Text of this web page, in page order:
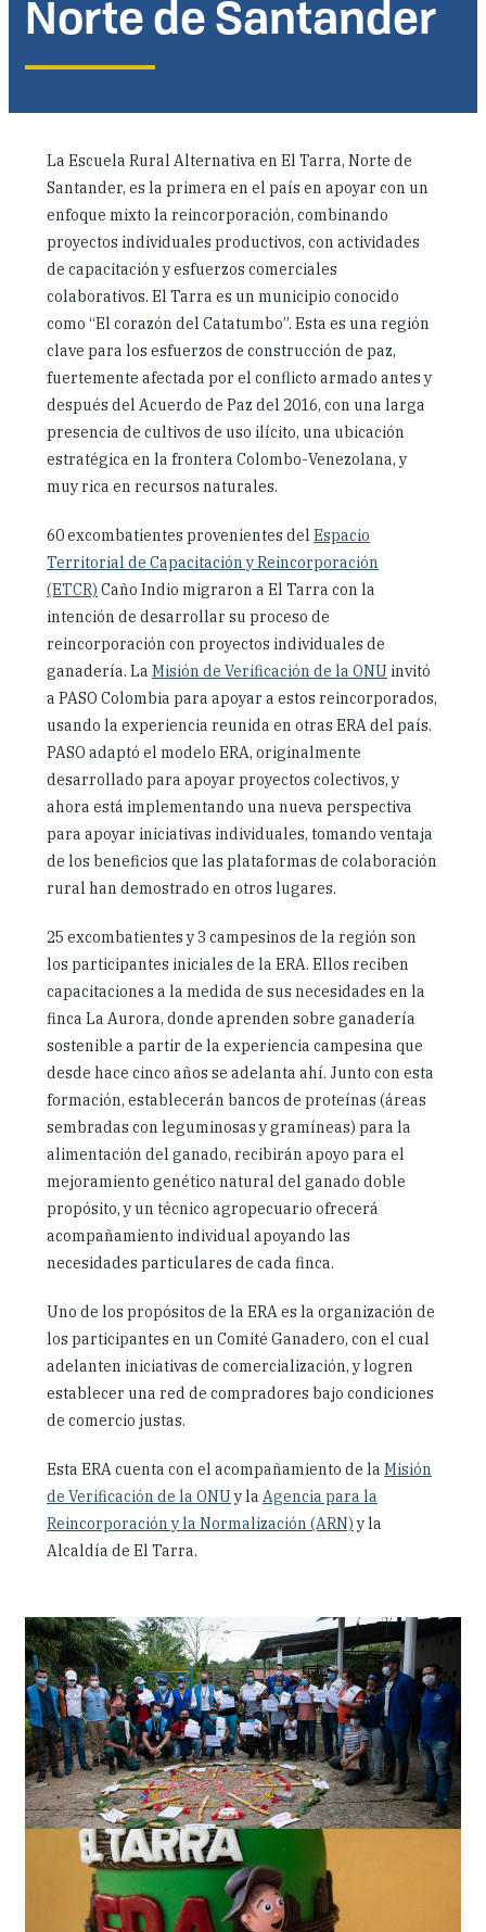
Investigación y reportes
Noticias y eventos
Norte de Santander
La Escuela Rural Alternativa en El Tarra, Norte de
Santander, es la primera en el país en apoyar con un
enfoque mixto la reincorporación, combinando
proyectos individuales productivos, con actividades
de capacitación y esfuerzos comerciales
colaborativos. El Tarra es un municipio conocido
como “El corazón del Catatumbo”. Esta es una región
clave para los esfuerzos de construcción de paz,
fuertemente afectada por el conflicto armado antes y
después del Acuerdo de Paz del 2016, con una larga
presencia de cultivos de uso ilícito, una ubicación
estratégica en la frontera Colombo-Venezolana, y
muy rica en recursos naturales.
60 excombatientes provenientes del Espacio
Territorial de Capacitación y Reincorporación
(ETCR) Caño Indio migraron a El Tarra con la
intención de desarrollar su proceso de
reincorporación con proyectos individuales de
ganadería. La Misión de Verificación de la ONU invitó
a PASO Colombia para apoyar a estos reincorporados,
usando la experiencia reunida en otras ERA del país.
PASO adaptó el modelo ERA, originalmente
desarrollado para apoyar proyectos colectivos, y
ahora está implementando una nueva perspectiva
para apoyar iniciativas individuales, tomando ventaja
de los beneficios que las plataformas de colaboración
rural han demostrado en otros lugares.
25 excombatientes y 3 campesinos de la región son
los participantes iniciales de la ERA. Ellos reciben
capacitaciones a la medida de sus necesidades en la
finca La Aurora, donde aprenden sobre ganadería
sostenible a partir de la experiencia campesina que
desde hace cinco años se adelanta ahí. Junto con esta
formación, establecerán bancos de proteínas (áreas
sembradas con leguminosas y gramíneas) para la
alimentación del ganado, recibirán apoyo para el
mejoramiento genético natural del ganado doble
propósito, y un técnico agropecuario ofrecerá
acompañamiento individual apoyando las
necesidades particulares de cada finca.
Uno de los propósitos de la ERA es la organización de
los participantes en un Comité Ganadero, con el cual
adelanten iniciativas de comercialización, y logren
establecer una red de compradores bajo condiciones
de comercio justas.
Esta ERA cuenta con el acompañamiento de la Misión
de Verificación de la ONUy la Agencia para la
Reincorporación y la Normalización (ARN)y la
Alcaldía de El Tarra.
Slideshow
Slides